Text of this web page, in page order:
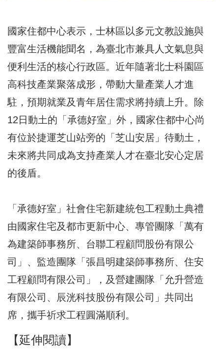
國家住都中心表示，士林區以多元文教設施與
豐富生活機能聞名，為臺北市兼具人文氣息與
便利生活的核心行政區。近年隨著北士科園區
高科技產業聚落成形，帶動大量產業人才進
駐，預期就業及青年居住需求將持續上升。除
12日動土的「承德好室」外，國家住都中心尚
有位於捷運芝山站旁的「芝山安居」待動土，
未來將共同成為支持產業人才在臺北安心定居
的後盾。
「承德好室」社會住宅新建統包工程動土典禮
由國家住宅及都市更新中心、專管團隊「萬有
為建築師事務所、台聯工程顧問股份有限公
司」、監造團隊「張昌明建築師事務所、住安
工程顧問有限公司」，及營建團隊「允升營造
有限公司、辰洸科技股份有限公司」共同出
席，攜手祈求工程圓滿順利。
【延伸閱讀】